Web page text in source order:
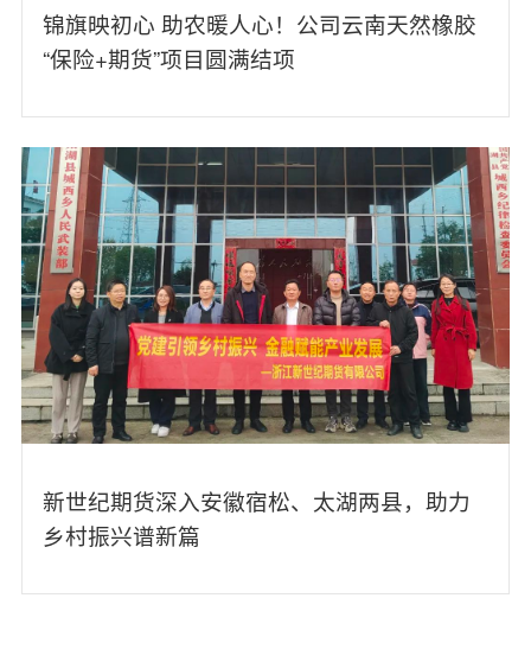
锦旗映初心 助农暖人心！公司云南天然橡胶
“保险+期货”项目圆满结项
新世纪期货深入安徽宿松、太湖两县，助力
乡村振兴谱新篇